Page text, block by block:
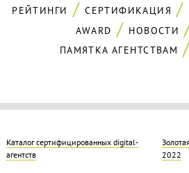
РЕЙТИНГИ СЕРТИФИКАЦИЯ
AWARD
НОВОСТИ
ПАМЯТКА АГЕНТСТВАМ
Каталог сертифицированных digital-
агентств
2022